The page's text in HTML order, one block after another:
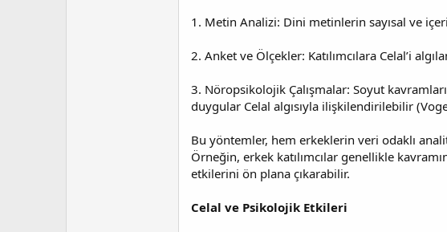
1. Metin Analizi: Dini metinlerin sayısal ve
2. Anket ve Ölçekler: Katılımcılara Celal’i
3. Nöropsikolojik Çalışmalar: Soyut
duygular Celal algısıyla ilişkilendirilebilir
Bu yöntemler, hem erkeklerin veri odaklı
Örneğin, erkek katılımcılar genellikle
etkilerini ön plana çıkarabilir.
Celal ve Psikolojik Etkileri